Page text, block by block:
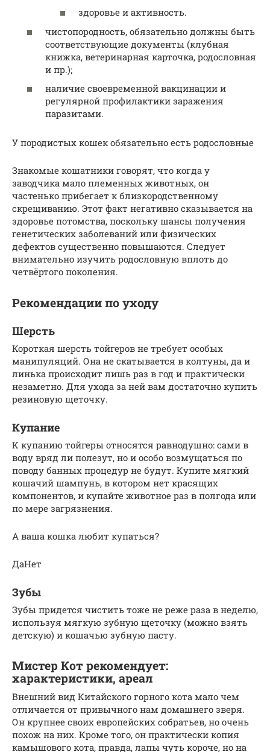
здоровье и активность.
чистопородность, обязательно должны быть
соответствующие документы (клубная
книжка, ветеринарная карточка, родословная
и пр.);
наличие своевременной вакцинации и
регулярной профилактики заражения
паразитами.
У породистых кошек обязательно есть родословные
Знакомые кошатники говорят, что когда у
заводчика мало племенных животных, он
частенько прибегает к близкородственному
скрещиванию. Этот факт негативно сказывается на
здоровье потомства, поскольку шансы получения
генетических заболеваний или физических
дефектов существенно повышаются. Следует
внимательно изучить родословную вплоть до
четвёртого поколения.
Рекомендации по уходу
Шерсть
Короткая шерсть тойгеров не требует особых
манипуляций. Она не скатывается в колтуны, да и
линька происходит лишь раз в год и практически
незаметно. Для ухода за ней вам достаточно купить
резиновую щеточку.
Купание
К купанию тойгеры относятся равнодушно: сами в
воду вряд ли полезут, но и особо возмущаться по
поводу банных процедур не будут. Купите мягкий
кошачий шампунь, в котором нет красящих
компонентов, и купайте животное раз в полгода или
по мере загрязнения.
А ваша кошка любит купаться?
ДаНет
Зубы
Зубы придется чистить тоже не реже раза в неделю,
используя мягкую зубную щеточку (можно взять
детскую) и кошачью зубную пасту.
Мистер Кот рекомендует:
характеристики, ареал
Внешний вид Китайского горного кота мало чем
отличается от привычного нам домашнего зверя.
Он крупнее своих европейских собратьев, но очень
похож на них. Кроме того, он практически копия
камышового кота, правда, лапы чуть короче, но на